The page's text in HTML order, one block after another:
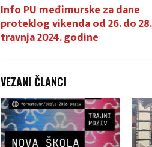
Info PU međimurske za dane
proteklog vikenda od 26. do 28.
travnja 2024. godine
VEZANI ČLANCI